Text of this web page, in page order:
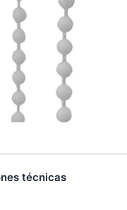
técnicas